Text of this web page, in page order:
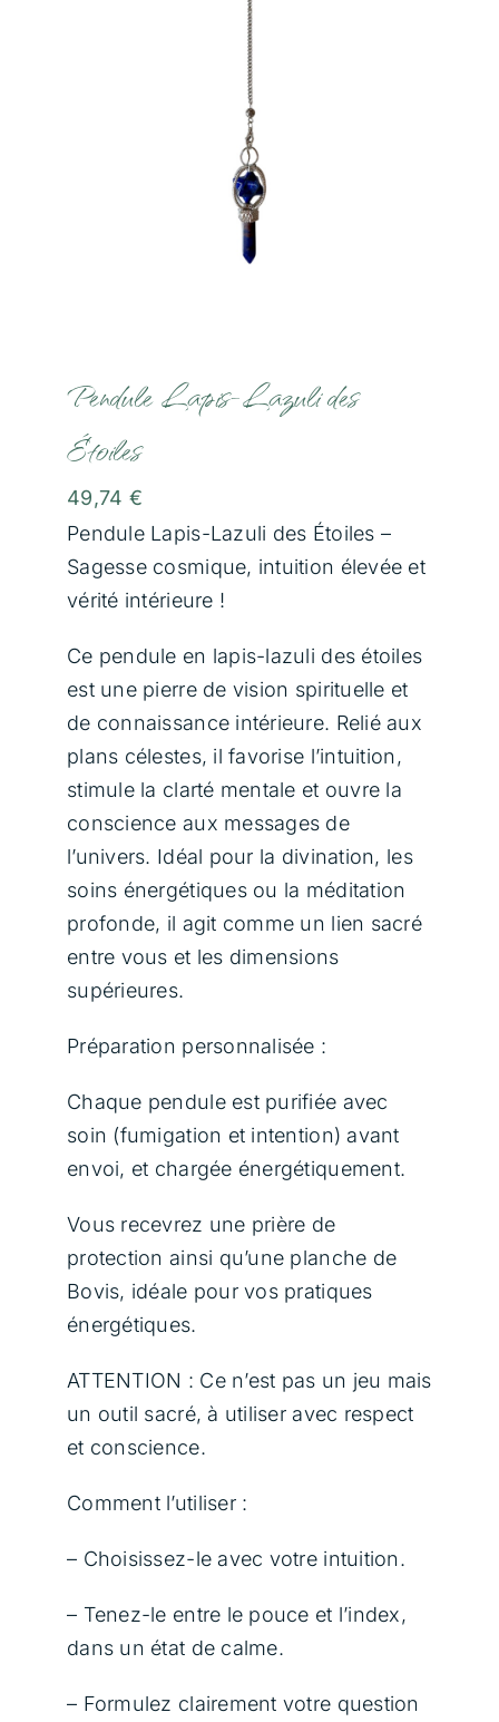
Communication Animale
Soins Magnétisme
Soins Lithothérapie
Rituels
Boutique
Contact
Panier
Pendule Lapis-Lazuli des
Étoiles
49,74 €
Pendule Lapis-Lazuli des Étoiles –
Sagesse cosmique, intuition élevée et
vérité intérieure !
Ce pendule en lapis-lazuli des étoiles
est une pierre de vision spirituelle et
de connaissance intérieure. Relié aux
plans célestes, il favorise l’intuition,
stimule la clarté mentale et ouvre la
conscience aux messages de
l’univers. Idéal pour la divination, les
soins énergétiques ou la méditation
profonde, il agit comme un lien sacré
entre vous et les dimensions
supérieures.
Préparation personnalisée :
Chaque pendule est purifiée avec
soin (fumigation et intention) avant
envoi, et chargée énergétiquement.
Vous recevrez une prière de
protection ainsi qu’une planche de
Bovis, idéale pour vos pratiques
énergétiques.
ATTENTION : Ce n’est pas un jeu mais
un outil sacré, à utiliser avec respect
et conscience.
Comment l’utiliser :
– Choisissez-le avec votre intuition.
– Tenez-le entre le pouce et l’index,
dans un état de calme.
– Formulez clairement votre question